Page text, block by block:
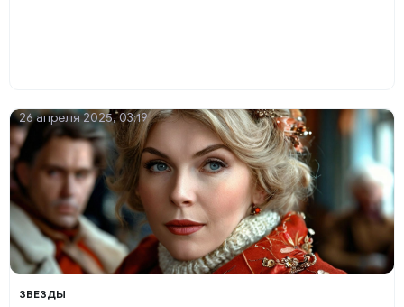
ЗВЕЗДЫ
26 апреля 2025, 03:19